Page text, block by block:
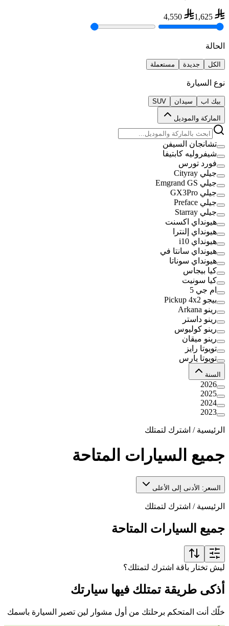
1,625
4,550
الحالة
الكل جديدة مستعملة
نوع السيارة
بيك اب سيدان SUV
الماركة والموديل
تشانجان السيفن
شيفروليه كابتيفا
فورد تورس
جيلي Cityray
جيلي Emgrand GS
جيلي GX3Pro
جيلي Preface
جيلي Starray
هيونداي اكسنت
هيونداي إلنترا
هيونداي i10
هيونداي سانتا في
هيونداي سوناتا
كيا بيجاس
كيا سونيت
ام جي 5
بيجو Pickup 4x2
رينو Arkana
رينو داستر
رينو كوليوس
رينو ميقان
تويوتا رايز
تويوتا يارس
السنة
2026
2025
2024
2023
الرئيسية / اشترك لتمتلك
جميع السيارات المتاحة
السعر: الأدنى إلى الأعلى
الرئيسية / اشترك لتمتلك
جميع السيارات المتاحة
ليش تختار باقة اشترك لتمتلك؟
أذكى طريقة تمتلك فيها سيارتك
خلّك أنت المتحكم برحلتك من أول مشوار لين تصير السيارة باسمك